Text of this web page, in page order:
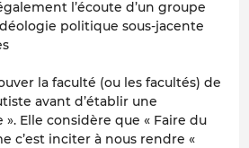
l’écoute d’un groupe
politique sous-jacente
la faculté (ou les facultés) de
avant d’établir une
Elle considère que « Faire du
c’est inciter à nous rendre «